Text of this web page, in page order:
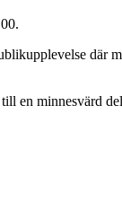
där
en minnesvärd